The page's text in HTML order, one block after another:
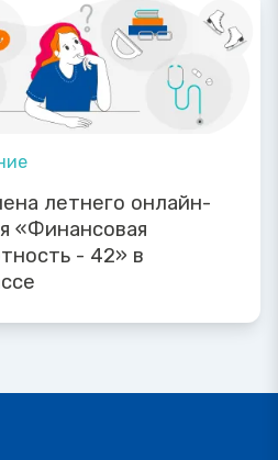
летнего онлайн-
«Финансовая
- 42» в